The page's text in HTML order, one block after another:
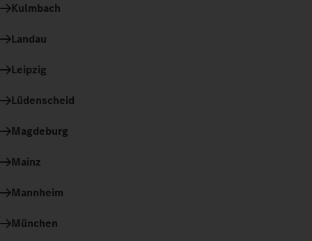
Kulmbach
Landau
Leipzig
Lüdenscheid
Magdeburg
Mainz
Mannheim
München